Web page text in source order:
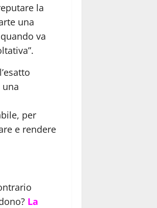
la
una
va
una
per
e rendere
La